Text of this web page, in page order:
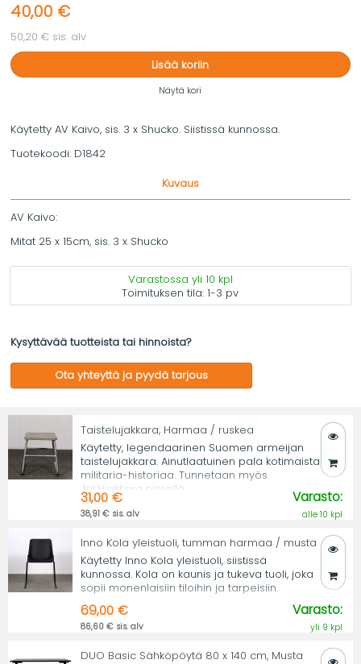
40,00 €
50,20 € sis. alv
Lisää koriin
Näytä kori
Käytetty AV Kaivo, sis. 3 x Shucko. Siistissä kunnossa.
Tuotekoodi: D1842
Kuvaus
AV Kaivo:
Mitat 25 x 15cm, sis. 3 x Shucko
Varastossa yli 10 kpl
Toimituksen tila:1-3 pv
Kysyttävää tuotteista tai hinnoista?
Ota yhteyttä ja pyydä tarjous
Taistelujakkara, Harmaa / ruskea
Käytetty, legendaarinen Suomen armeijan
taistelujakkara. Ainutlaatuinen pala kotimaista
militaria-historiaa. Tunnetaan myös
Jäkkijakkara nimellä.
31,00 €
38,91 € sis. alv
Varasto:
alle 10 kpl
Inno Kola yleistuoli, tumman harmaa / musta
Käytetty Inno Kola yleistuoli, siistissä
kunnossa. Kola on kaunis ja tukeva tuoli, joka
sopii monenlaisiin tiloihin ja tarpeisiin.
69,00 €
86,60 € sis. alv
Varasto:
yli 9 kpl
DUO Basic Sähköpöytä 80 x 140 cm, Musta